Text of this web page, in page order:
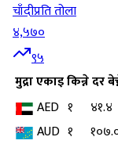
चाँदीप्रति तोला
४,५७०
९५
मुद्राएकाइकिन्ने दर
AED १ ४१.४
AUD १